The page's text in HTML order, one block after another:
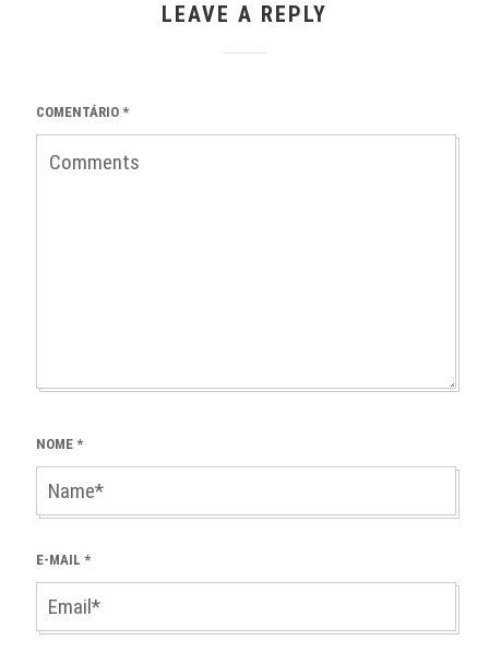
LEAVE A REPLY
COMENTÁRIO *
NOME *
E-MAIL *